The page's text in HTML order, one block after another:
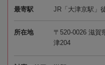
最寄駅 JR「大津京駅」
所在地
〒520-0026 滋賀
津204